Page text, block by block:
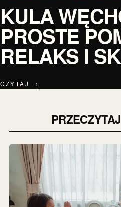
KULA
PROSTE
RELAKS I
CZYTAJ →